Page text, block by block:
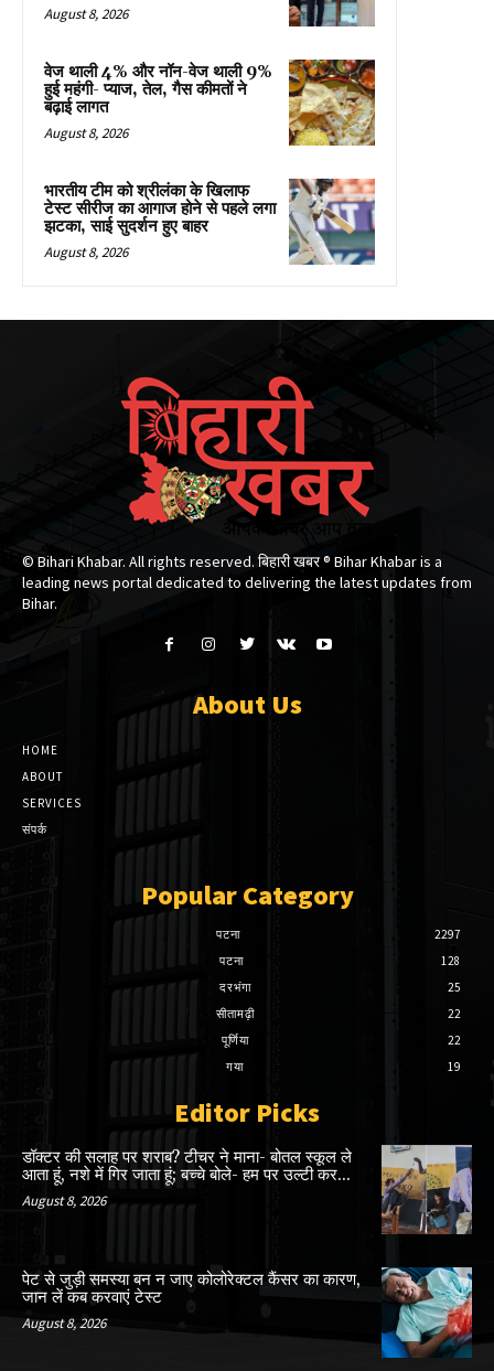
August 8, 2026
वेज थाली 4% और नॉन-वेज थाली 9%
हुई महंगी- प्याज, तेल, गैस कीमतों ने
बढ़ाई लागत
August 8, 2026
भारतीय टीम को श्रीलंका के खिलाफ
टेस्ट सीरीज का आगाज होने से पहले लगा
झटका, साई सुदर्शन हुए बाहर
August 8, 2026
© Bihari Khabar. All rights reserved. बिहारी खबर ®​ Bihar Khabar is a
leading news portal dedicated to delivering the latest updates from
Bihar.
About Us
HOME
ABOUT
SERVICES
संपर्क
Popular Category
पटना
2297
पटना
128
दरभंगा
25
सीतामढ़ी
22
पूर्णिया
22
गया
19
Editor Picks
डॉक्टर की सलाह पर शराब? टीचर ने माना- बोतल स्कूल ले
आता हूं, नशे में गिर जाता हूं; बच्चे बोले- हम पर उल्टी कर...
August 8, 2026
पेट से जुड़ी समस्या बन न जाए कोलोरेक्टल कैंसर का कारण,
जान लें कब करवाएं टेस्ट
August 8, 2026